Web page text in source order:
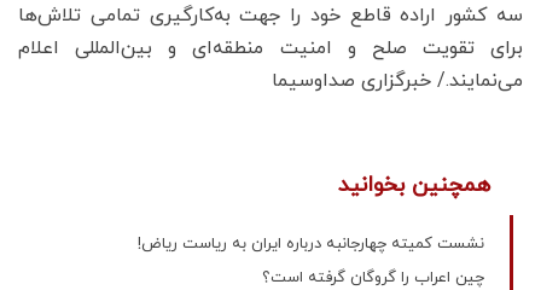
سه کشور اراده قاطع خود را جهت به‌کارگیری تمامی تلاش‌ها
برای تقویت صلح و امنیت منطقه‌ای و بین‌المللی اعلام
می‌نمایند./ خبرگزاری صداوسیما
همچنین بخوانید
نشست کمیته چهارجانبه درباره ایران به ریاست ریاض!
چین اعراب را گروگان گرفته است؟